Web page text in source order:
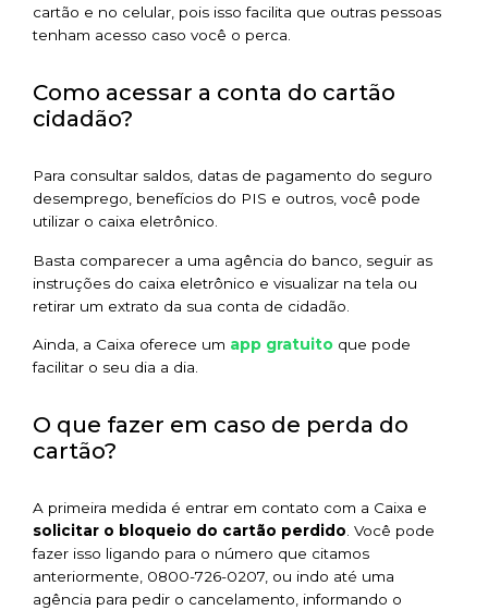
cartão e no celular, pois isso facilita que outras pessoas
tenham acesso caso você o perca.
Como acessar a conta do cartão
cidadão?
Para consultar saldos, datas de pagamento do seguro
desemprego, benefícios do PIS e outros, você pode
utilizar o caixa eletrônico.
Basta comparecer a uma agência do banco, seguir as
instruções do caixa eletrônico e visualizar na tela ou
retirar um extrato da sua conta de cidadão.
Ainda, a Caixa oferece um app gratuito que pode
facilitar o seu dia a dia.
O que fazer em caso de perda do
cartão?
A primeira medida é entrar em contato com a Caixa e
solicitar o bloqueio do cartão perdido . Você pode
fazer isso ligando para o número que citamos
anteriormente, 0800-726-0207, ou indo até uma
agência para pedir o cancelamento, informando o